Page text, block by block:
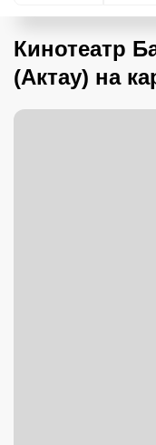
Кинотеатр
(Актау) на